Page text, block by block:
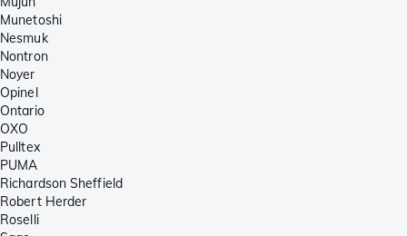
Munetoshi
Nesmuk
Nontron
Noyer
Opinel
Ontario
OXO
Pulltex
PUMA
Richardson Sheffield
Robert Herder
Roselli